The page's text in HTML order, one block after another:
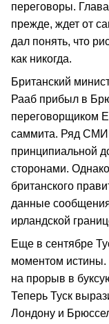
переговоры.
прежде, ждет от
дал понять, что
как никогда.
Британский
Рааб прибыл в
переговорщиком
саммита. Ряд
принципиальной
сторонами.
британского
данные
ирландской
Еще в сентябре
моментом
на прорыв в
Теперь Туск
Лондону и